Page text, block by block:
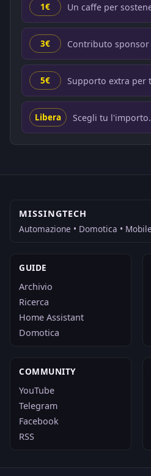
1€ Un caffe per
3€ Contributo
5€ Supporto extra per
Libera Scegli tu l'importo.
MISSINGTECH
Automazione • Domotica • Mobile
GUIDE
Archivio
Ricerca
Home Assistant
Domotica
COMMUNITY
YouTube
Telegram
Facebook
RSS